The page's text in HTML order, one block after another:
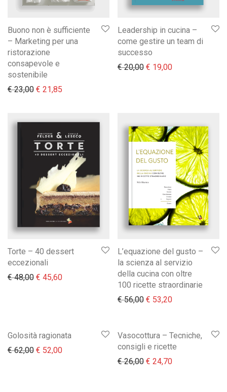
Buono non è sufficiente
– Marketing per una
ristorazione
consapevole e
sostenibile
€23,00 Il prezzo originale era: € 23,00.
€ 21,85
Leadership in cucina –
come gestire un team di
successo
€20,00 Il prezzo originale era:
€ 19,00Il prezzo
Torte – 40 dessert
eccezionali
€48,00 Il prezzo originale era: € 48,00.
€ 45,60Il prezzo attuale è: € 45,60.
L’equazione del gusto –
la scienza al servizio
della cucina con oltre
100 ricette straordinarie
€56,00 Il prezzo originale era:
€ 53,20Il prezzo
Golosità ragionata
€62,00 Il prezzo originale era: € 62,00.
€ 52,00Il prezzo attuale è: € 52,00.
Vasocottura – Tecniche,
consigli e ricette
€26,00 Il prezzo originale era:
€ 24,70Il prezzo